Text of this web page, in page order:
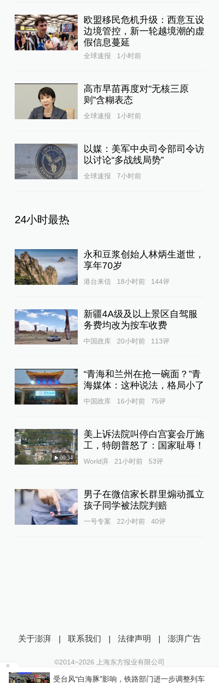
欧盟移民危机升级：西意互设
边境管控，新一轮越境潮的虚
假信息蔓延
全球速报 1小时前
高市早苗再度对“无核三原
则”含糊表态
全球速报 1小时前
以媒：美军中央司令部司令访
以讨论“多战线局势”
全球速报 7小时前
24小时最热
永和豆浆创始人林炳生逝世，
享年70岁
港台来信 18小时前 144评
新疆4A级及以上景区自驾服
务费均改为按车收费
中国政库 20小时前 113评
“青海和兰州在抢一碗面？”青
海媒体：这种说法，格局小了
中国政库 16小时前 75评
00:34
美上诉法院叫停白宫宴会厅施
工，特朗普怒了：国家耻辱！
World湃 21小时前 53评
男子在微信家长群里煽动孤立
孩子同学被法院判赔
一号专案 22小时前 40评
受台风“白海豚”影响，铁路部门进一步调整列车
关于澎湃 | 联系我们 | 法律声明 | 澎湃广告
©2014~2026 上海东方报业有限公司
沪ICP证：沪B2-20170116 | 沪ICP备14003370号